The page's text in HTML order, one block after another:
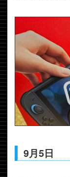
9月5日